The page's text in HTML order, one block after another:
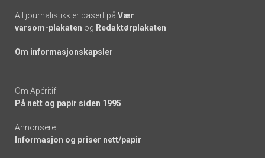
All journalistikk er basert på Vær
varsom-plakaten og Redaktørplakaten
Om informasjonskapsler
Om Apéritif:
På nett og papir siden 1995
Annonsere:
Informasjon og priser nett/papir